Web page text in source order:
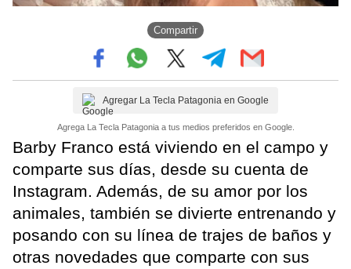
Compartir
Agregar La Tecla Patagonia en Google
Agrega La Tecla Patagonia a tus medios preferidos en Google.
Barby Franco está viviendo en el campo y
comparte sus días, desde su cuenta de
Instagram. Además, de su amor por los
animales, también se divierte entrenando y
posando con su línea de trajes de baños y
otras novedades que comparte con sus